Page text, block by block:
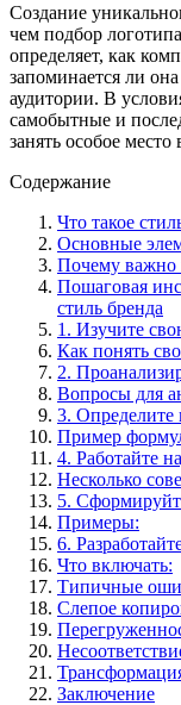
Создание
чем подбор
определяет, как
запоминается ли
аудитории. В
самобытные и
занять особое
Содержание
Что такое
Основные
Почему важно
Пошаговая
стиль бренда
1. Изучите
Как понять
2.
Вопросы для
3. Определите
Пример
4. Работайте
Несколько
5.
Примеры:
6.
Что включать:
Типичные
Слепое
Заключение